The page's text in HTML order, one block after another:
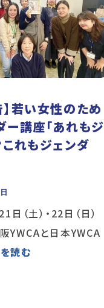
】若い女性のため
ー講座「あれもジ
これもジェンダ
（土）・22日（日）
YWCAと日本YWCA
読む